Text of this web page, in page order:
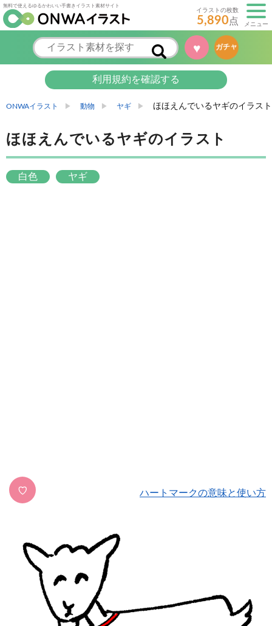
無料で使えるゆるかわいい手書きイラスト素材サイト
イラストの枚数
5,890点 メニュー
♥ ガチャ
利用規約を確認する
ONWAイラスト 動物 ヤギ ほほえんでいるヤギのイラスト
ほほえんでいるヤギのイラスト
白色 ヤギ
♡ ハートマークの意味と使い方